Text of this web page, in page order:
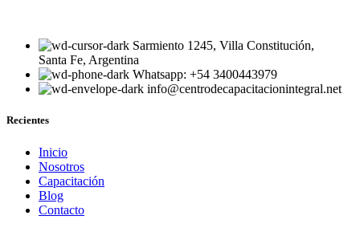
Sarmiento 1245, Villa Constitución,
Santa Fe, Argentina
Whatsapp: +54 3400443979
info@centrodecapacitacionintegral.net
Recientes
Inicio
Nosotros
Capacitación
Blog
Contacto